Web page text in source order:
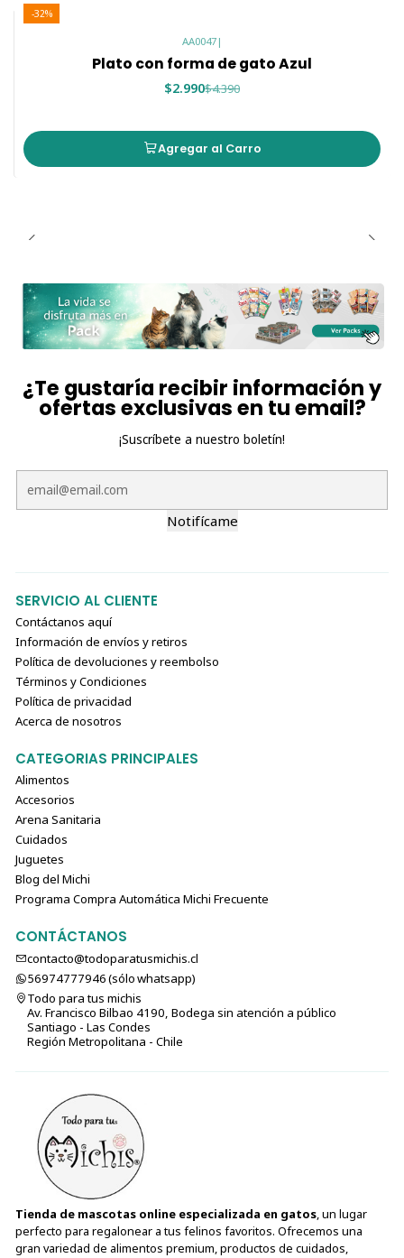
-32%
AA0047|
Plato con forma de gato Azul
$2.990$4.390
Agregar al Carro
¿Te gustaría recibir información y
ofertas exclusivas en tu email?
¡Suscríbete a nuestro boletín!
Notifícame
SERVICIO AL CLIENTE
Contáctanos aquí
Información de envíos y retiros
Política de devoluciones y reembolso
Términos y Condiciones
Política de privacidad
Acerca de nosotros
CATEGORIAS PRINCIPALES
Alimentos
Accesorios
Arena Sanitaria
Cuidados
Juguetes
Blog del Michi
Programa Compra Automática Michi Frecuente
CONTÁCTANOS
contacto@todoparatusmichis.cl
56974777946 (sólo⁣⁣⁣⁣⁣​​​​​​​​​​​​​​​ whatsapp)
Todo para tus michis
Av. Francisco Bilbao 4190, Bodega sin atención a público
Santiago - Las Condes
Región Metropolitana - Chile
Tienda de mascotas online especializada en gatos, un lugar
perfecto para regalonear a tus felinos favoritos. Ofrecemos una
gran variedad de alimentos premium, productos de cuidados,